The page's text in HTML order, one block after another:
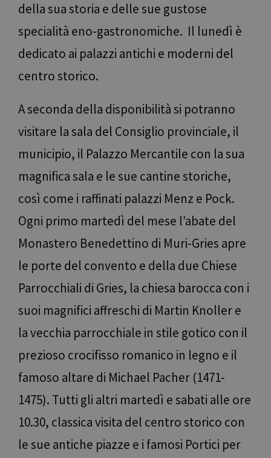
della sua storia e delle sue gustose
specialità eno-gastronomiche. Il lunedì è
dedicato ai palazzi antichi e moderni del
centro storico.
A seconda della disponibilità si potranno
visitare la sala del Consiglio provinciale, il
municipio, il Palazzo Mercantile con la sua
magnifica sala e le sue cantine storiche,
così come i raffinati palazzi Menz e Pock.
Ogni primo martedì del mese l’abate del
Monastero Benedettino di Muri-Gries apre
le porte del convento e della due Chiese
Parrocchiali di Gries, la chiesa barocca con i
suoi magnifici affreschi di Martin Knoller e
la vecchia parrocchiale in stile gotico con il
prezioso crocifisso romanico in legno e il
famoso altare di Michael Pacher (1471-
1475). Tutti gli altri martedì e sabati alle ore
10.30, classica visita del centro storico con
le sue antiche piazze e i famosi Portici per